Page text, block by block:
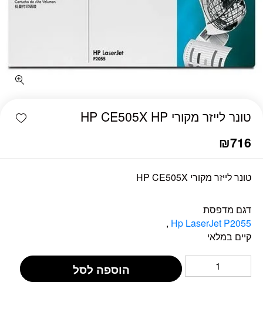
טונר לייזר מקורי HP CE505X HP
₪716
טונר לייזר מקורי HP CE505X
דגם מדפסת
Hp LaserJet P2055
,
קיים במלאי
הוספה לסל